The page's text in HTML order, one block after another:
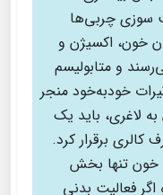
سوزی چربی‌ها
خون، اکسیژن و
و متابولیسم
خودبه‌خود منجر
لاغری، باید یک
برقرار کرد.
خون تنها بخش
فعالیت بدنی